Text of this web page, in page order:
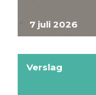
7 juli 2026
Verslag